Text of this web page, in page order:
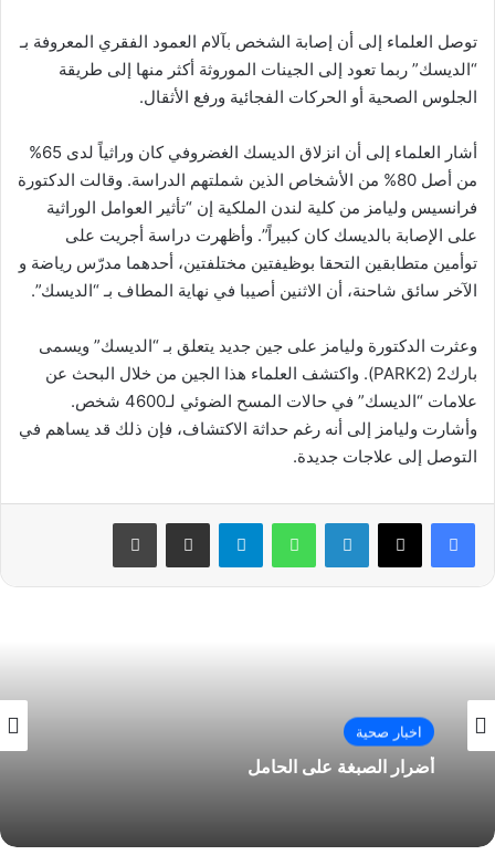
توصل العلماء إلى أن إصابة الشخص بآلام العمود الفقري المعروفة بـ
“الديسك” ربما تعود إلى الجينات الموروثة أكثر منها إلى طريقة
الجلوس الصحية أو الحركات الفجائية ورفع الأثقال.
أشار العلماء إلى أن انزلاق الديسك الغضروفي كان وراثياً لدى 65%
من أصل 80% من الأشخاص الذين شملتهم الدراسة. وقالت الدكتورة
فرانسيس وليامز من كلية لندن الملكية إن “تأثير العوامل الوراثية
على الإصابة بالديسك كان كبيراً”. وأظهرت دراسة أجريت على
توأمين متطابقين التحقا بوظيفتين مختلفتين، أحدهما مدرّس رياضة و
الآخر سائق شاحنة، أن الاثنين أصيبا في نهاية المطاف بـ “الديسك”.
وعثرت الدكتورة وليامز على جين جديد يتعلق بـ “الديسك” ويسمى
بارك2 (PARK2). واكتشف العلماء هذا الجين من خلال البحث عن
علامات “الديسك” في حالات المسح الضوئي لـ4600 شخص.
وأشارت وليامز إلى أنه رغم حداثة الاكتشاف، فإن ذلك قد يساهم في
التوصل إلى علاجات جديدة.
فيسبوك لينكدإن واتساب
اخبار صحية
أضرار الصبغة على الحامل